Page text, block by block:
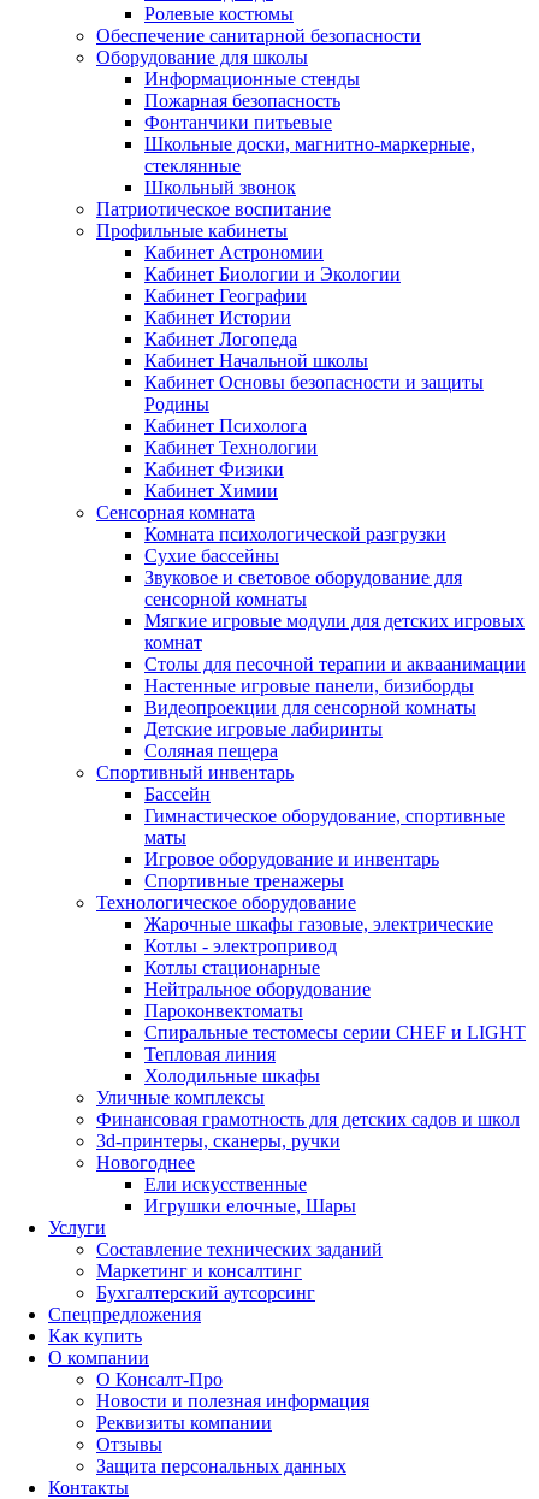
Ролевые костюмы
Обеспечение санитарной безопасности
Оборудование для школы
Информационные стенды
Пожарная безопасность
Фонтанчики питьевые
Школьные доски, магнитно-маркерные,
стеклянные
Школьный звонок
Патриотическое воспитание
Профильные кабинеты
Кабинет Астрономии
Кабинет Биологии и Экологии
Кабинет Географии
Кабинет Истории
Кабинет Логопеда
Кабинет Начальной школы
Кабинет Основы безопасности и защиты
Родины
Кабинет Психолога
Кабинет Технологии
Кабинет Физики
Кабинет Химии
Сенсорная комната
Комната психологической разгрузки
Сухие бассейны
Звуковое и световое оборудование для
сенсорной комнаты
Мягкие игровые модули для детских игровых
комнат
Столы для песочной терапии и акваанимации
Настенные игровые панели, бизиборды
Видеопроекции для сенсорной комнаты
Детские игровые лабиринты
Соляная пещера
Спортивный инвентарь
Бассейн
Гимнастическое оборудование, спортивные
маты
Игровое оборудование и инвентарь
Спортивные тренажеры
Технологическое оборудование
Жарочные шкафы газовые, электрические
Котлы - электропривод
Котлы стационарные
Нейтральное оборудование
Пароконвектоматы
Спиральные тестомесы серии CHEF и LIGHT
Тепловая линия
Холодильные шкафы
Уличные комплексы
Финансовая грамотность для детских садов и школ
3d-принтеры, сканеры, ручки
Новогоднее
Ели искусственные
Игрушки елочные, Шары
Услуги
Составление технических заданий
Маркетинг и консалтинг
Бухгалтерский аутсорсинг
Спецпредложения
Как купить
О компании
О Консалт-Про
Новости и полезная информация
Реквизиты компании
Отзывы
Защита персональных данных
Контакты